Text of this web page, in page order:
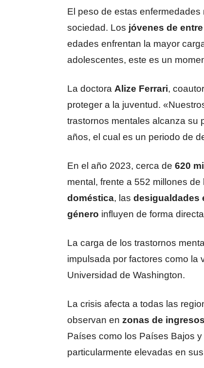
El peso de estas
sociedad. Los jóvenes de
edades enfrentan la mayor
adolescentes, este es un
La doctora Alize Ferrari,
proteger a la juventud.
trastornos mentales alcanza su
años, el cual es un periodo de
En el año 2023, cerca de 620
mental, frente a 552 millones
doméstica, las desigualdades
género influyen de forma
La carga de los trastornos
impulsada por factores como la
Universidad de Washington.
La crisis afecta a todas las
observan en zonas de
Países como los Países Bajos
particularmente elevadas en